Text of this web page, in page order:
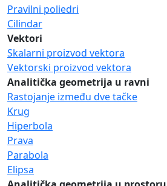
Pravilni poliedri
Cilindar
Vektori
Skalarni proizvod vektora
Vektorski proizvod vektora
Analitička geometrija u ravni
Rastojanje između dve tačke
Krug
Hiperbola
Prava
Parabola
Elipsa